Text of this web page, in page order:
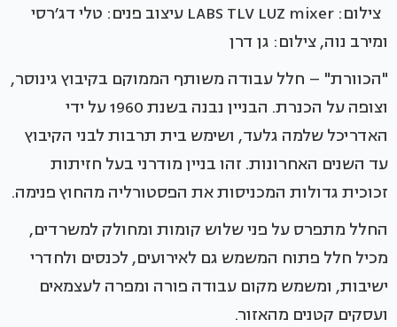
צילום: LABS TLV LUZ mixer עיצוב פנים: טלי דג׳רסי
ומירב נוה, צילום: גן דרן
"הכוורת" – חלל עבודה משותף הממוקם בקיבוץ גינוסר,
וצופה על הכנרת. הבניין נבנה בשנת 1960 על ידי
האדריכל שלמה גלעד, ושימש בית תרבות לבני הקיבוץ
עד השנים האחרונות. זהו בניין מודרני בעל חזיתות
זכוכית גדולות המכניסות את הפסטורליה מהחוץ פנימה.
החלל מתפרס על פני שלוש קומות ומחולק למשרדים,
מכיל חלל פתוח המשמש גם לאירועים, לכנסים ולחדרי
ישיבות, ומשמש מקום עבודה פורה ומפרה לעצמאים
ועסקים קטנים מהאזור.